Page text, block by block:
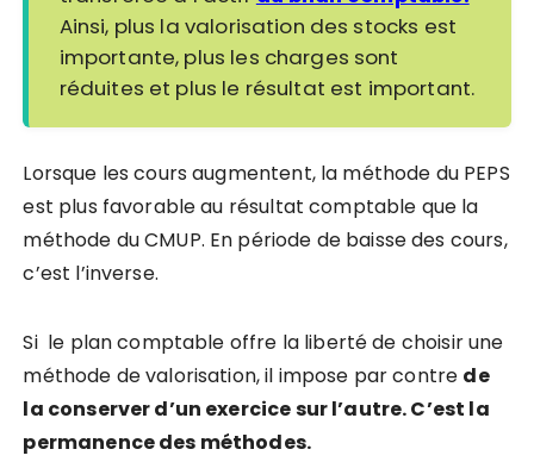
Ainsi, plus la valorisation des stocks est
importante, plus les charges sont
réduites et plus le résultat est important.
Lorsque les cours augmentent, la méthode du PEPS
est plus favorable au résultat comptable que la
méthode du CMUP. En période de baisse des cours,
c’est l’inverse.
Si le plan comptable offre la liberté de choisir une
méthode de valorisation,il impose par contre de
la conserver d’un exercice sur l’autre. C’est la
permanence des méthodes.